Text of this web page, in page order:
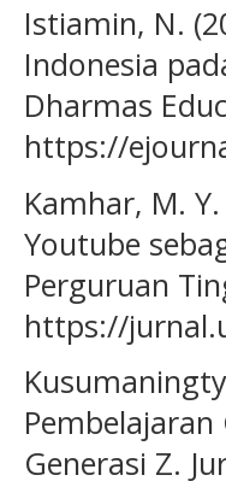
Istiamin, N.
Indonesia
Dharmas
https://
Kamhar, M.
Youtube
Perguruan
https://
Generasi Z.